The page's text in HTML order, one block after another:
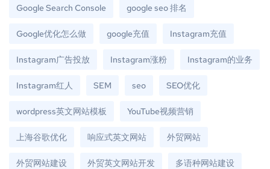
Google Search Console google seo 排名
Google优化怎么做 google充值 Instagram充值
Instagram广告投放 Instagram涨粉 Instagram的业务
Instagram红人 SEM seo SEO优化
wordpress英文网站模板 YouTube视频营销
上海谷歌优化 响应式英文网站 外贸网站
外贸网站建设 外贸英文网站开发 多语种网站建设